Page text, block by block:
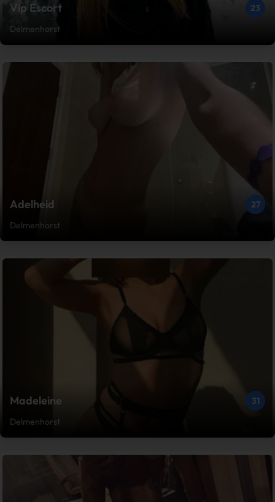
Vip Escort
23
Delmenhorst
Adelheid
27
Delmenhorst
Madeleine
31
Delmenhorst